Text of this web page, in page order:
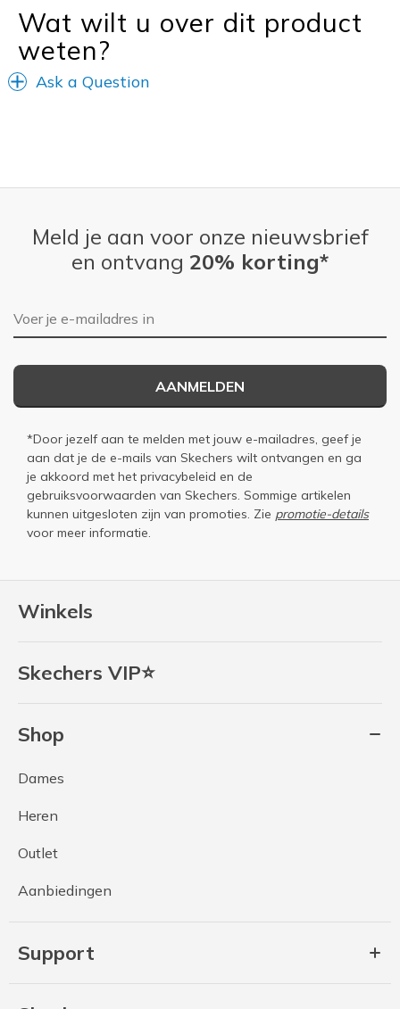
Width
Feels true to width
Sizing
View On Shoes
Shoes are for Wearing
Wat wilt u over dit product
weten?
Ask a Question
Winkels
Skechers VIP⭐
Shop
Dames
Heren
Outlet
Aanbiedingen
Support
Meld je aan voor onze nieuwsbrief
en ontvang 20% korting*
E-mailadres
AANMELDEN
*Door jezelf aan te melden met jouw e-mailadres, geef je
aan dat je de e-mails van Skechers wilt ontvangen en ga
je akkoord met het privacybeleid en de
gebruiksvoorwaarden van Skechers. Sommige artikelen
kunnen uitgesloten zijn van promoties. Zie promotie-details
voor meer informatie.